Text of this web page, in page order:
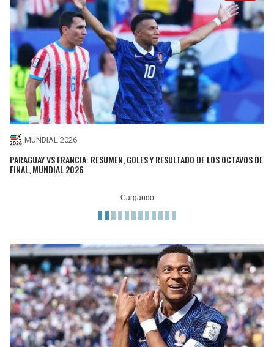
MUNDIAL 2026
PARAGUAY VS FRANCIA: RESUMEN, GOLES Y RESULTADO DE LOS OCTAVOS DE
FINAL, MUNDIAL 2026